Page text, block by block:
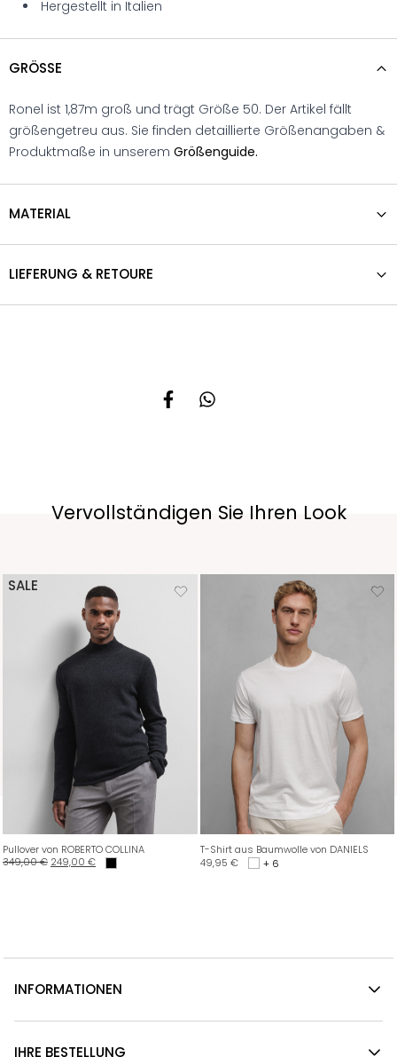
Hergestellt in Italien
GRÖSSE
Ronel ist 1,87m groß und trägt Größe 50. Der Artikel fällt
größengetreu aus. Sie finden detaillierte Größenangaben &
Produktmaße in unserem Größenguide.
MATERIAL
LIEFERUNG & RETOURE
Vervollständigen Sie Ihren Look
SALE
Pullover von ROBERTO COLLINA
349,00€ 249,00 €
T-Shirt aus Baumwolle von DANIELS
49,95 € + 6
INFORMATIONEN
IHRE BESTELLUNG